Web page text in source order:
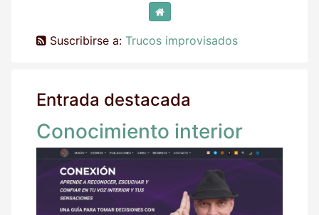
Suscribirse a: Trucos improvisados
Entrada destacada
Conocimiento interior